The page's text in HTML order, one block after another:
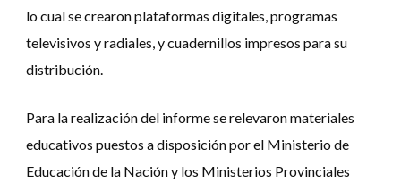
lo cual se crearon plataformas digitales, programas
televisivos y radiales, y cuadernillos impresos para su
distribución.
Para la realización del informe se relevaron materiales
educativos puestos a disposición por el Ministerio de
Educación de la Nación y los Ministerios Provinciales